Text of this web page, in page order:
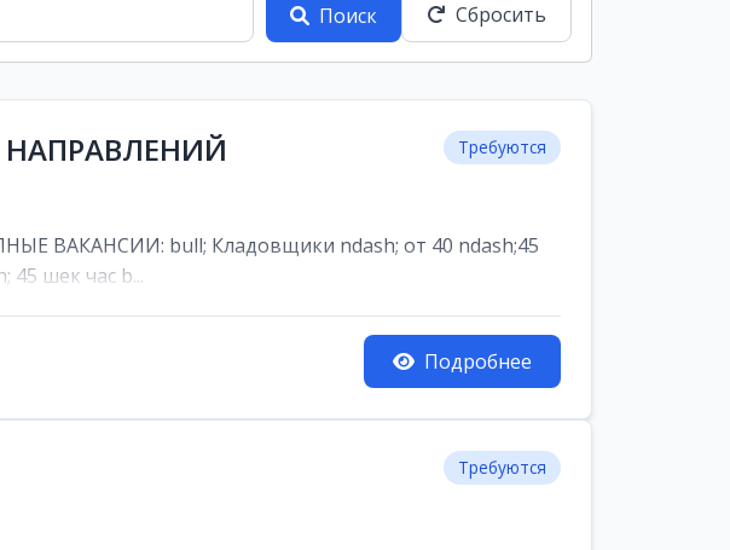
Поиск
Сбросить
НАПРАВЛЕНИЙ Требуются
ВАКАНСИИ: bull; Кладовщики ndash; от 40 ndash;45
45 шек час b...
Подробнее
Требуются